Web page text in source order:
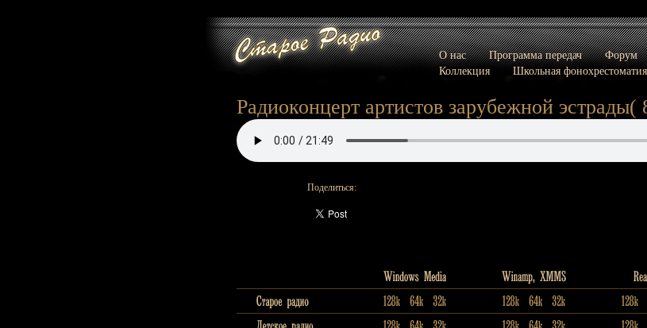
О нас Программа передач
Форум
Коллекция
Школьная фонохрестоматия
Радиоконцерт артистов зарубежной эстрады(
Поделиться: